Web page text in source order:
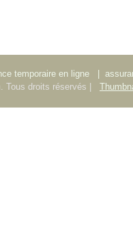
temporaire en ligne
droits réservés |